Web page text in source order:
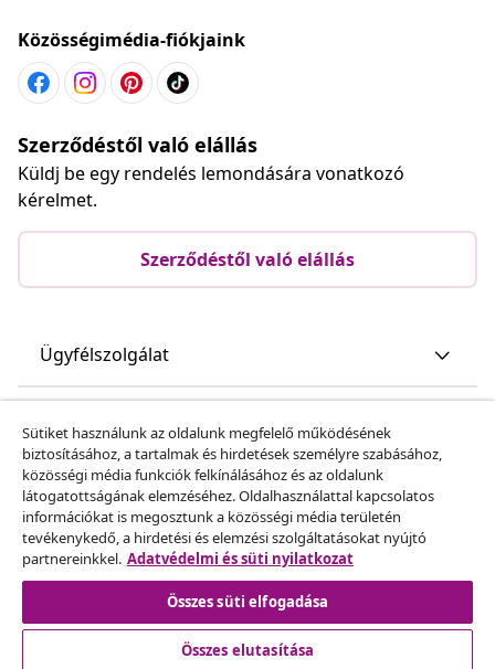
Közösségimédia-fiókjaink
Szerződéstől való elállás
Küldj be egy rendelés lemondására vonatkozó
kérelmet.
Szerződéstől való elállás
Ügyfélszolgálat
vidaXL
Fedezz fel többet
Sütiket használunk az oldalunk megfelelő működésének
biztosításához, a tartalmak és hirdetések személyre szabásához,
közösségi média funkciók felkínálásához és az oldalunk
látogatottságának elemzéséhez. Oldalhasználattal kapcsolatos
információkat is megosztunk a közösségi média területén
tevékenykedő, a hirdetési és elemzési szolgáltatásokat nyújtó
partnereinkkel. Adatvédelmi és süti nyilatkozat
Összes süti elfogadása
Összes elutasítása